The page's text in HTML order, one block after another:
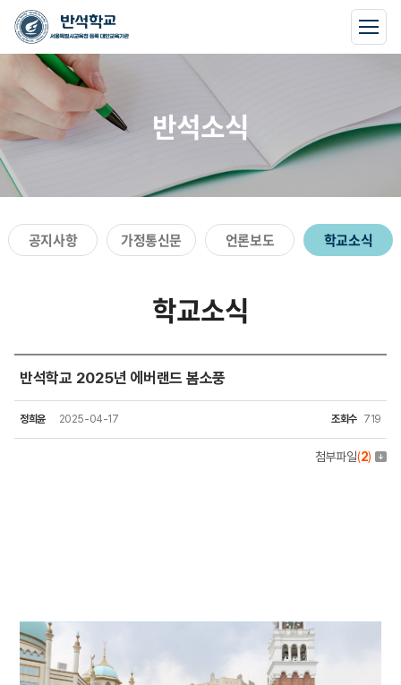
반석소식
공지사항 가정통신문 언론보도 학교소식
학교소식
반석학교 2025년 에버랜드 봄소풍
정희윤 2025-04-17 조회수 719
첨부파일(2)